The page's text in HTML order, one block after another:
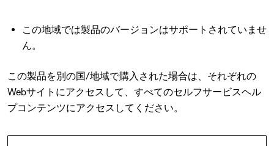
この地域では製品のバージョンはサポートされていませ
ん。
この製品を別の国/地域で購入された場合は、それぞれの
Webサイトにアクセスして、すべてのセルフサービスヘル
プコンテンツにアクセスしてください。